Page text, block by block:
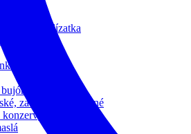
medové lízatka
kuzu
kečup
za studena lisované